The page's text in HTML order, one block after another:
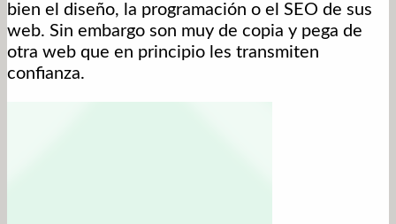
bien el diseño, la programación o el SEO de sus
web. Sin embargo son muy de copia y pega de
otra web que en principio les transmiten
confianza.